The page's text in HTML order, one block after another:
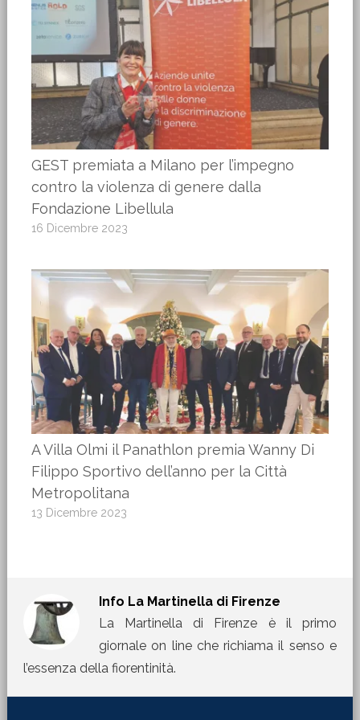
GEST premiata a Milano per l’impegno
contro la violenza di genere dalla
Fondazione Libellula
16 Dicembre 2023
A Villa Olmi il Panathlon premia Wanny Di
Filippo Sportivo dell’anno per la Città
Metropolitana
13 Dicembre 2023
Info La Martinella di Firenze
La Martinella di Firenze è il primo
giornale on line che richiama il senso e
l’essenza della fiorentinità.